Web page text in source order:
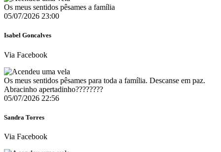
Os meus sentidos pêsames a família
05/07/2026 23:00
Isabel Goncalves
Via Facebook
Os meus sentidos pêsames para toda a família. Descanse em paz.
Abracinho apertadinho????????
05/07/2026 22:56
Sandra Torres
Via Facebook